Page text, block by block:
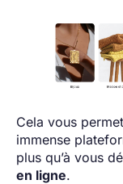
Cela vous
immense
plus qu’à vous
en ligne.